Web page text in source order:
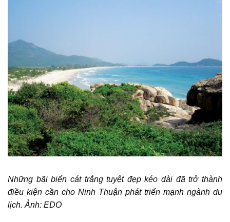
Những bãi biển cát trắng tuyệt đẹp kéo dài đã trở thành
điều kiện cần cho Ninh Thuận phát triển mạnh ngành du
lịch. Ảnh: EDO